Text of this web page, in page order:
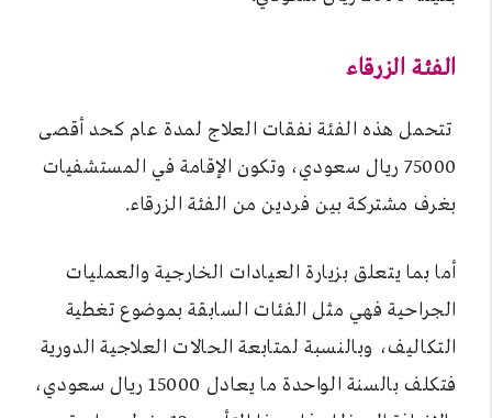
الفئة الزرقاء
تتحمل هذه الفئة نفقات العلاج لمدة عام كحد أقصى
75000 ريال سعودي، وتكون الإقامة في المستشفيات
بغرف مشتركة بين فردين من الفئة الزرقاء.
أما بما يتعلق بزيارة العيادات الخارجية والعمليات
الجراحية فهي مثل الفئات السابقة بموضوع تغطية
التكاليف، وبالنسبة لمتابعة الحالات العلاجية الدورية
فتكلف بالسنة الواحدة ما يعادل 15000 ريال سعودي،